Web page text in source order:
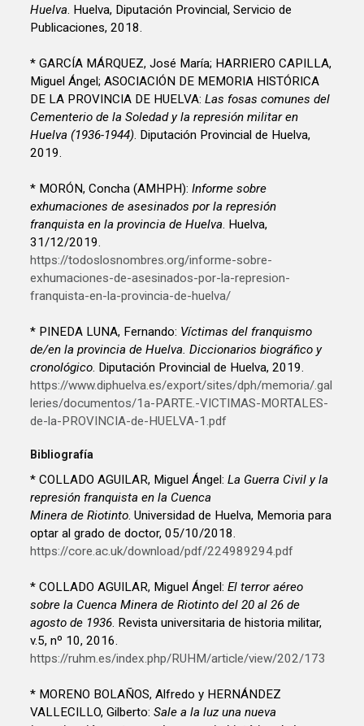
Huelva . Huelva, Diputación Provincial, Servicio de
Publicaciones, 2018.
* GARCÍA MÁRQUEZ, José María; HARRIERO CAPILLA,
Miguel Ángel; ASOCIACIÓN DE MEMORIA HISTÓRICA
DE LA PROVINCIA DE HUELVA:Las fosas comunes del
Cementerio de la Soledad y la represión militar en
Huelva (1936-1944) . Diputación Provincial de Huelva,
2019.
* MORÓN, Concha (AMHPH):Informe sobre
exhumaciones de asesinados por la represión
franquista en la provincia de Huelva . Huelva,
31/12/2019.
https://todoslosnombres.org/informe-sobre-
exhumaciones-de-asesinados-por-la-represion-
franquista-en-la-provincia-de-huelva/
* PINEDA LUNA, Fernando: Víctimas del franquismo
de/en la provincia de Huelva. Diccionarios biográfico y
cronológico . Diputación Provincial de Huelva, 2019.
https://www.diphuelva.es/export/sites/dph/memoria/.gal
leries/documentos/1a-PARTE.-VICTIMAS-MORTALES-
de-la-PROVINCIA-de-HUELVA-1.pdf
Bibliografía
* COLLADO AGUILAR, Miguel Ángel:La Guerra Civil y la
represión franquista en la Cuenca
Minera de Riotinto. Universidad de Huelva, Memoria para
optar al grado de doctor, 05/10/2018.
https://core.ac.uk/download/pdf/224989294.pdf
* COLLADO AGUILAR, Miguel Ángel:El terror aéreo
sobre la Cuenca Minera de Riotinto del 20 al 26 de
agosto de 1936. Revista universitaria de historia militar,
v.5, nº 10, 2016.
https://ruhm.es/index.php/RUHM/article/view/202/173
* MORENO BOLAÑOS, Alfredo y HERNÁNDEZ
VALLECILLO, Gilberto:Sale a la luz una nueva